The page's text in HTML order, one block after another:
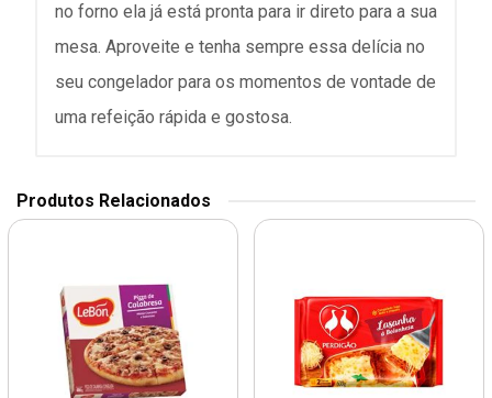
no forno ela já está pronta para ir direto para a sua
mesa. Aproveite e tenha sempre essa delícia no
seu congelador para os momentos de vontade de
uma refeição rápida e gostosa.
Produtos Relacionados